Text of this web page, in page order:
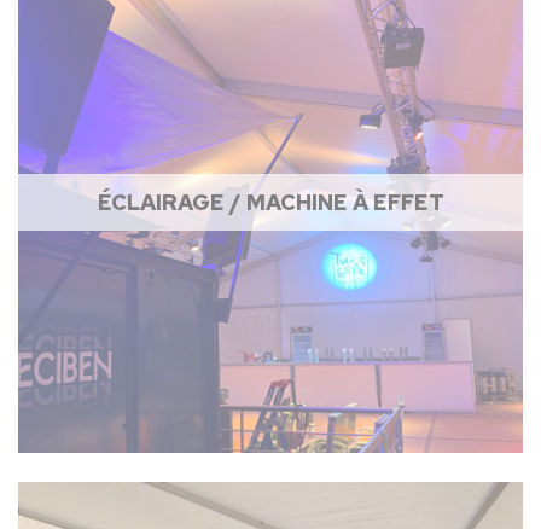
ÉCLAIRAGE / MACHINE À EFFET